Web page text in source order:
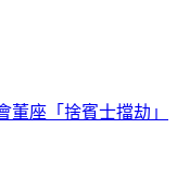
讚：快升大聯盟了